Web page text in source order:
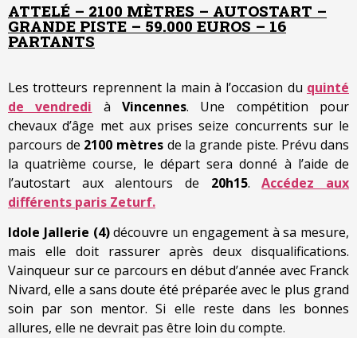
ATTELÉ – 2100 MÈTRES – AUTOSTART –
GRANDE PISTE – 59.000 EUROS – 16
PARTANTS
Les trotteurs reprennent la main à l’occasion du quinté
de vendredi àVincennes. Une compétition pour
chevaux d’âge met aux prises seize concurrents sur le
parcours de 2100 mètres de la grande piste. Prévu dans
la quatrième course, le départ sera donné à l’aide de
l’autostart aux alentours de 20h15.Accédez aux
différents paris Zeturf.
Idole Jallerie (4)découvre un engagement à sa mesure,
mais elle doit rassurer après deux disqualifications.
Vainqueur sur ce parcours en début d’année avec Franck
Nivard, elle a sans doute été préparée avec le plus grand
soin par son mentor. Si elle reste dans les bonnes
allures, elle ne devrait pas être loin du compte.